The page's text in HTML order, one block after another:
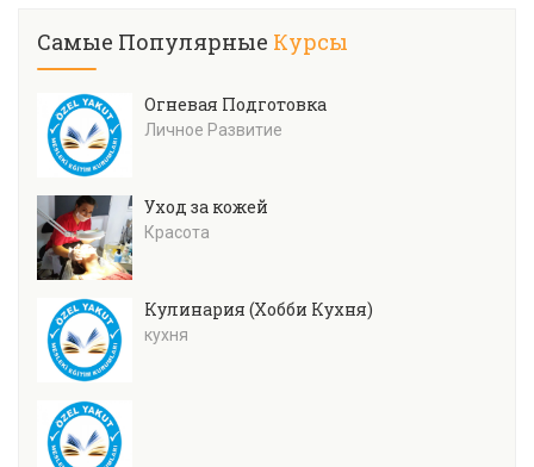
Самые Популярные Курсы
Огневая Подготовка
Личное Развитие
Уход за кожей
Красота
Кулинария (Хобби Кухня)
кухня